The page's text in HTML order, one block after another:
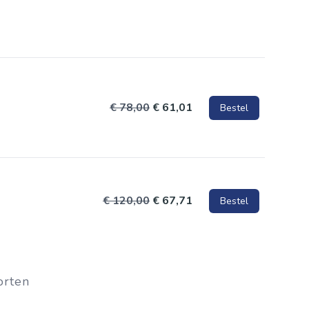
*
je
wordt
€ 78,00 € 61,01 Bestel
€ 120,00 € 67,71 Bestel